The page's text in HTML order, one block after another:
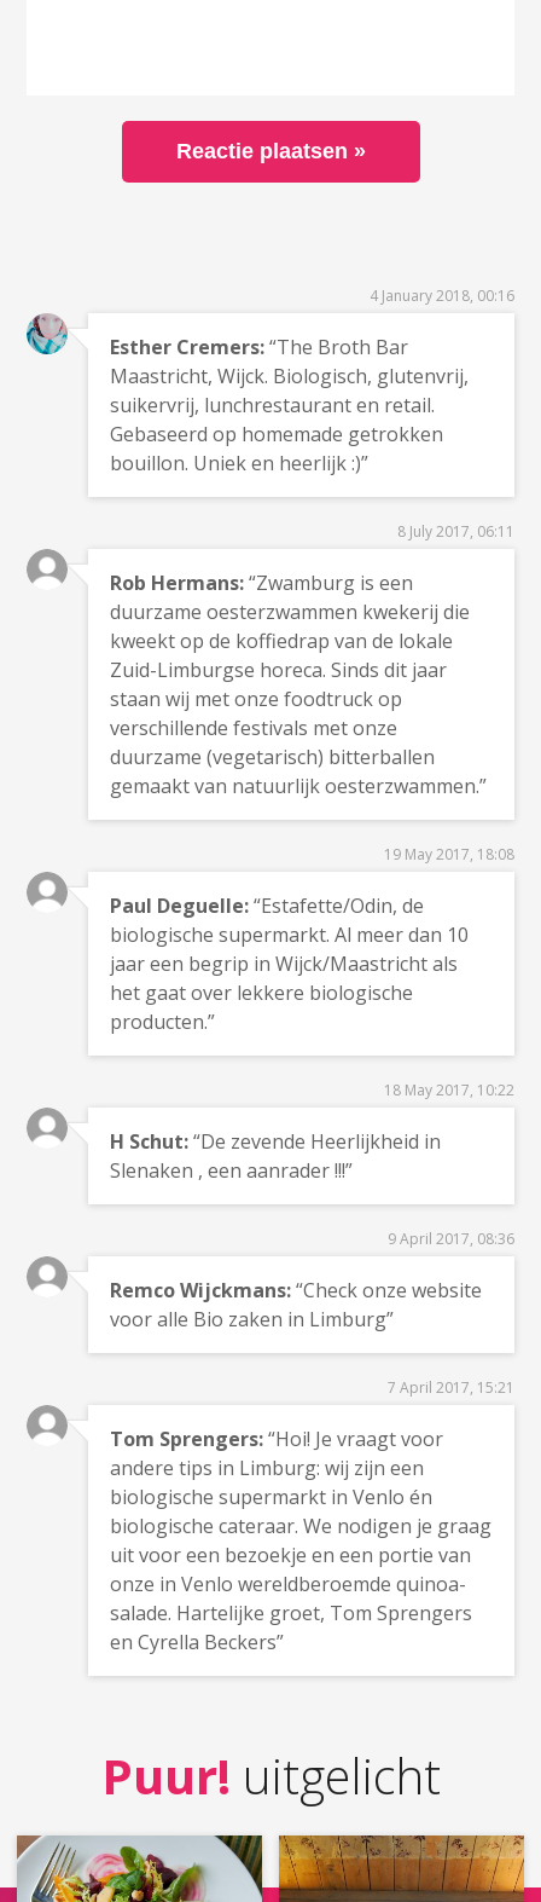
4 January 2018, 00:16
Esther Cremers:“The Broth Bar
Maastricht, Wijck. Biologisch, glutenvrij,
suikervrij, lunchrestaurant en retail.
Gebaseerd op homemade getrokken
bouillon. Uniek en heerlijk :)”
8 July 2017, 06:11
Rob Hermans:“Zwamburg is een
duurzame oesterzwammen kwekerij die
kweekt op de koffiedrap van de lokale
Zuid-Limburgse horeca. Sinds dit jaar
staan wij met onze foodtruck op
verschillende festivals met onze
duurzame (vegetarisch) bitterballen
gemaakt van natuurlijk oesterzwammen.”
19 May 2017, 18:08
Paul Deguelle:“Estafette/Odin, de
biologische supermarkt. Al meer dan 10
jaar een begrip in Wijck/Maastricht als
het gaat over lekkere biologische
producten.”
18 May 2017, 10:22
H Schut:“De zevende Heerlijkheid in
Slenaken , een aanrader !!!”
9 April 2017, 08:36
Remco Wijckmans:“Check onze website
voor alle Bio zaken in Limburg”
7 April 2017, 15:21
Tom Sprengers:“Hoi! Je vraagt voor
andere tips in Limburg: wij zijn een
biologische supermarkt in Venlo én
biologische cateraar. We nodigen je graag
uit voor een bezoekje en een portie van
onze in Venlo wereldberoemde quinoa-
salade. Hartelijke groet, Tom Sprengers
en Cyrella Beckers”
Puur! uitgelicht